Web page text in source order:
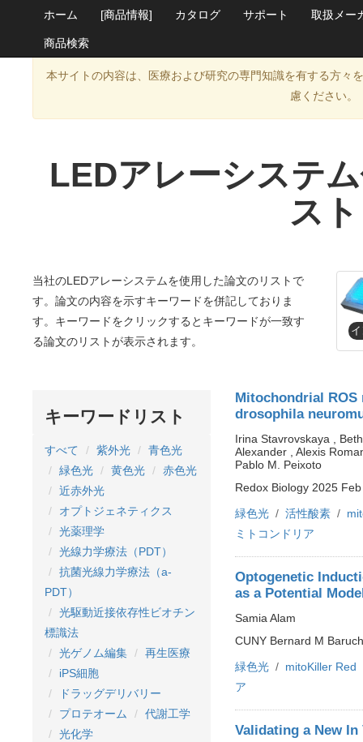
ホーム [商品情報] カタログ サポート 取扱メー
商品検索
本サイトの内容は、医療および研究の専門知識を有する方々
慮ください。
LEDアレーシステ
スト
当社のLEDアレーシステムを使用した論文のリストで
す。論文の内容を示すキーワードを併記しておりま
す。キーワードをクリックするとキーワードが一致す
る論文のリストが表示されます。
キーワードリスト
すべて 紫外光
青色光
緑色光
黄色光
赤色光
近赤外光
オプトジェネティクス
光薬理学
光線力学療法（PDT）
抗菌光線力学療法（a-
PDT）
光駆動近接依存性ビオチン
標識法
光ゲノム編集
再生医療
iPS細胞
ドラッグデリバリー
プロテオーム
代謝工学
光化学
Mitochondrial
drosophila
Irina Stavrovskaya ,
Alexander , Alexis
Pablo M. Peixoto
Redox Biology 2025
緑色光
活性酸素
ミトコンドリア
Optogenetic
as a Potential
Samia Alam
CUNY Bernard M
緑色光
mitoKiller Red
ア
Validating a New